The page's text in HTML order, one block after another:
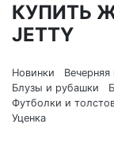
КУПИТЬ
JETTY
Новинки
Блузы и рубашки
Футболки и
Уценка